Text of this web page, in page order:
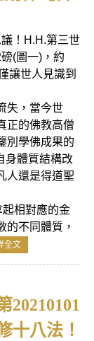
！H.H.第三世
(圖一)，約
讓世人見識到
失，當今世
正的佛教高僧
別學佛成果的
身體質結構改
人還是得道聖
起相對應的金
的不同體質，
全文
20210101
十八法！